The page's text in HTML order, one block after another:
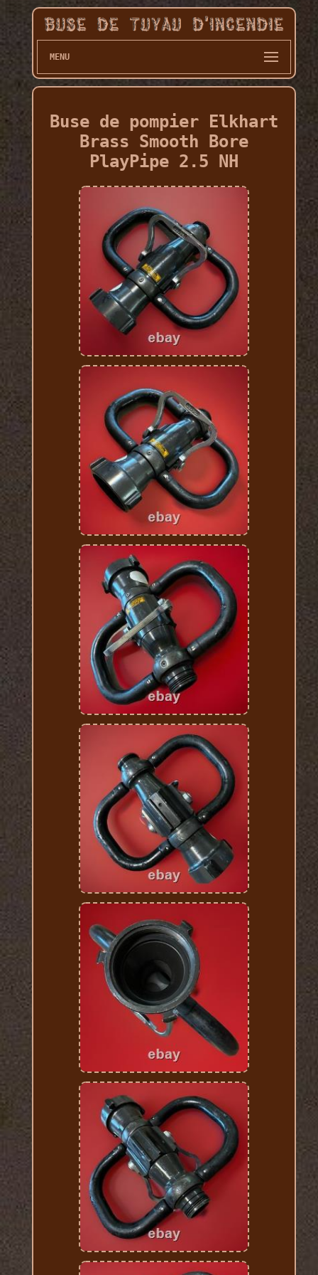
MENU
Buse de pompier Elkhart
Brass Smooth Bore
PlayPipe 2.5 NH